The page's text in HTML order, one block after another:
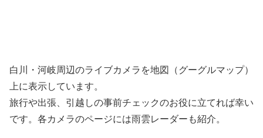
白川・河岐周辺のライブカメラを地図（グーグルマップ）
上に表示しています。
旅行や出張、引越しの事前チェックのお役に立てれば幸い
です。各カメラのページには雨雲レーダーも紹介。